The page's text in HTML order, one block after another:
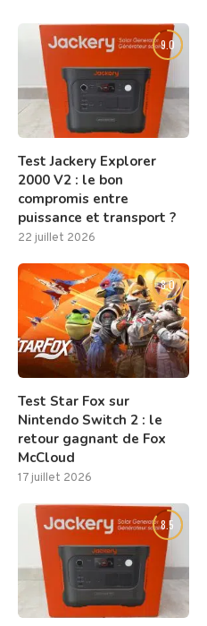
9.0
Test Jackery Explorer
2000 V2 : le bon
compromis entre
puissance et transport ?
22 juillet 2026
8.0
Test Star Fox sur
Nintendo Switch 2 : le
retour gagnant de Fox
McCloud
17 juillet 2026
8.5